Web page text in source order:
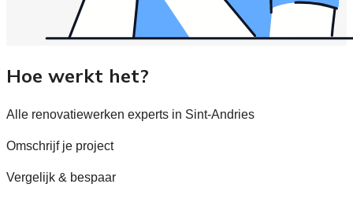
Hoe werkt het?
Alle renovatiewerken experts in Sint-Andries
Omschrijf je project
Vergelijk & bespaar